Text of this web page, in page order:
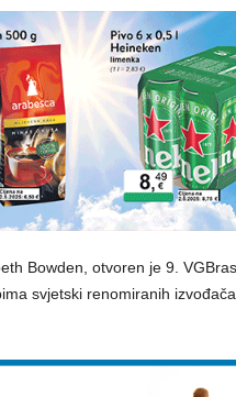
Bowden, otvoren je 9.
svjetski renomiranih